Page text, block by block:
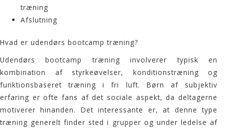
træning
Afslutning
Hvad er udendørs bootcamp træning?
Udendørsbootcamp træning involverer typisk en
kombination af styrkeøvelser, konditionstræning og
funktionsbaseret træning i fri luft. Børn af subjektiv
erfaring er ofte fans af det sociale aspekt, da deltagerne
motiverer hinanden. Det interessante er, at denne type
træning generelt finder sted i grupper og under ledelse af